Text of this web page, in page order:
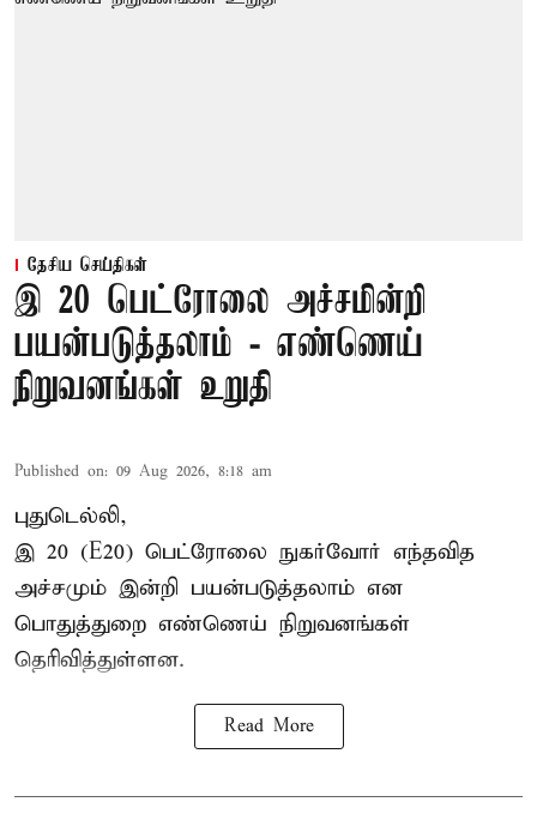
தேசிய செய்திகள்
இ 20 பெட்ரோலை அச்சமின்றி
பயன்படுத்தலாம் - எண்ணெய்
நிறுவனங்கள் உறுதி
Published on: 09 Aug 2026, 8:18 am
புதுடெல்லி,
இ 20 (E20) பெட்ரோலை நுகர்வோர் எந்தவித
அச்சமும் இன்றி பயன்படுத்தலாம் என
பொதுத்துறை எண்ணெய் நிறுவனங்கள்
தெரிவித்துள்ளன.
Read More